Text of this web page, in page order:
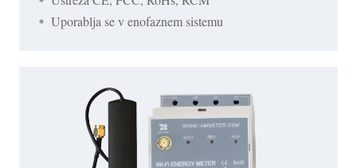
Uporablja se v enofaznem sistemu